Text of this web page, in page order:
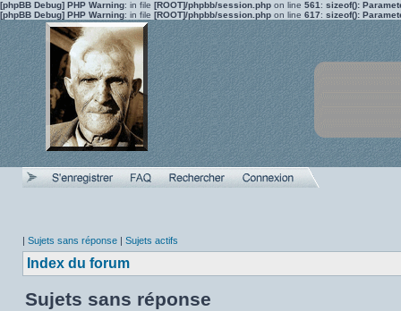
[phpBB Debug] PHP Warning: in file [ROOT]/phpbb/session.php on line 561 : sizeof():
[phpBB Debug] PHP Warning: in file [ROOT]/phpbb/session.php on line 617: sizeof():
| Sujets sans réponse | Sujets actifs
Index du forum
Sujets sans réponse